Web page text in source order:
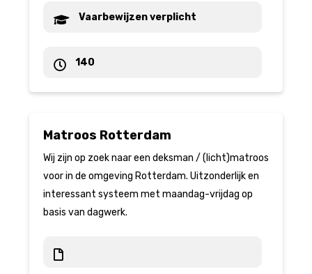
Vaarbewijzen verplicht
140
Matroos Rotterdam
Wij zijn op zoek naar een deksman / (licht)matroos
voor in de omgeving Rotterdam. Uitzonderlijk en
interessant systeem met maandag-vrijdag op
basis van dagwerk.